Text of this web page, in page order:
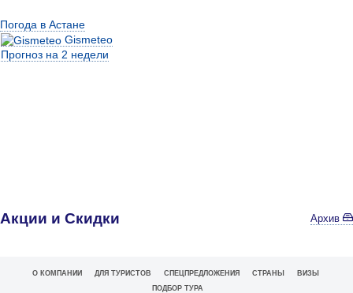
Погода в Астане
Gismeteo
Прогноз на 2 недели
Акции и Скидки Архив
О КОМПАНИИ ДЛЯ ТУРИСТОВ СПЕЦПРЕДЛОЖЕНИЯ СТРАНЫ
ВИЗЫ
ПОДБОР ТУРА